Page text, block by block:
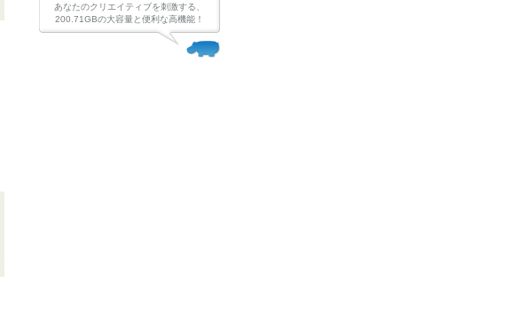
あなたのクリエイティブを刺激する、
200.71GBの大容量と便利な高機能！